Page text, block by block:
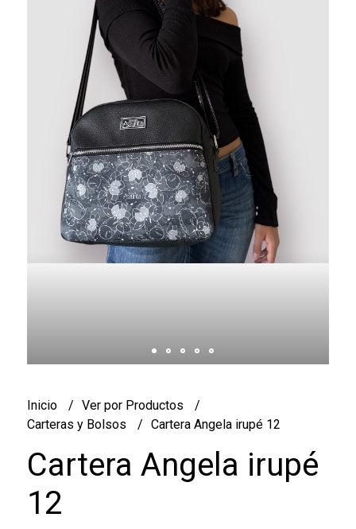
Inicio
Ver por Productos
Carteras y Bolsos
Cartera Angela irupé 12
Cartera Angela irupé
12